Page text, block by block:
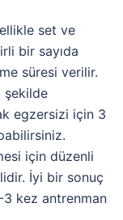
set ve
bir sayıda
süresi verilir.
şekilde
egzersizi için 3
için düzenli
İyi bir sonuç
kez antrenman